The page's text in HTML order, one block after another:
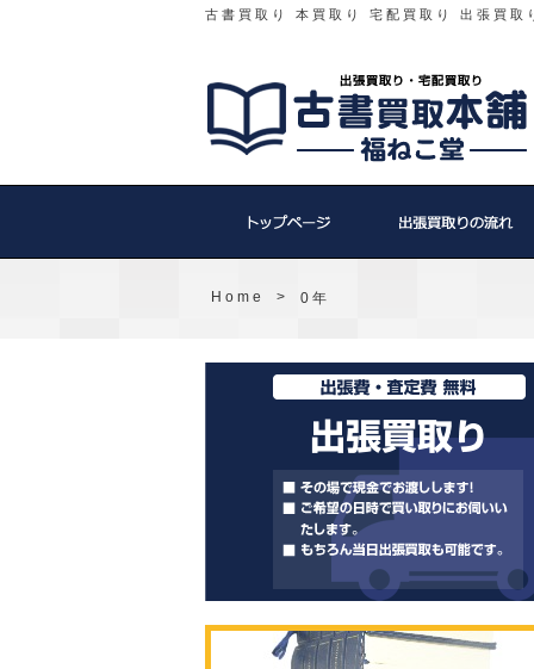
古書買取り 本買取り 宅配買取り 出張買取
Home > 0年